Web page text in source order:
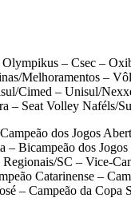
– Csec –
Melhoramentos –
Cimed – Unisul/
– Seat Volley Naféls/
dos Jogos
– Bicampeão dos
Regionais/SC – Vice-
Catarinense –
– Campeão da Copa